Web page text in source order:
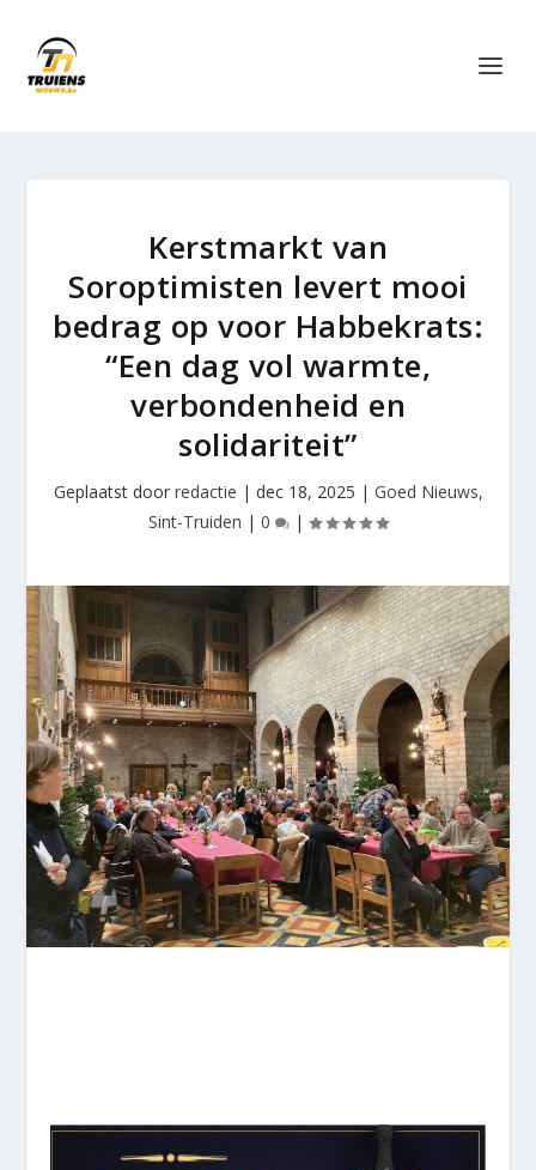
Kerstmarkt van
Soroptimisten levert mooi
bedrag op voor Habbekrats:
“Een dag vol warmte,
verbondenheid en
solidariteit”
Geplaatst door redactie | dec 18, 2025 | Goed Nieuws,
Sint-Truiden | 0 |